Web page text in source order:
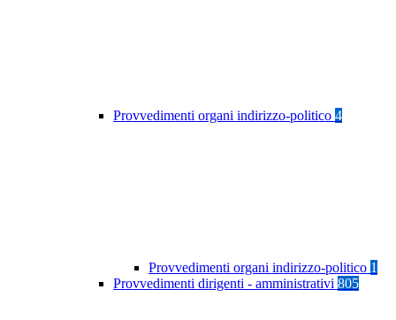
Provvedimenti organi indirizzo-politico 4
Provvedimenti organi indirizzo-politico 1
Provvedimenti dirigenti - amministrativi 805